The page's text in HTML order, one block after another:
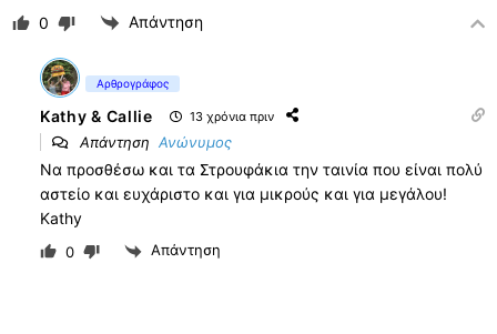
0 Απάντηση
Αρθρογράφος
Kathy & Callie 13 χρόνια πριν
Απάντηση Ανώνυμος
Να προσθέσω και τα Στρουφάκια την ταινία που είναι πολύ
αστείο και ευχάριστο και για μικρούς και για μεγάλου!
Kathy
0 Απάντηση